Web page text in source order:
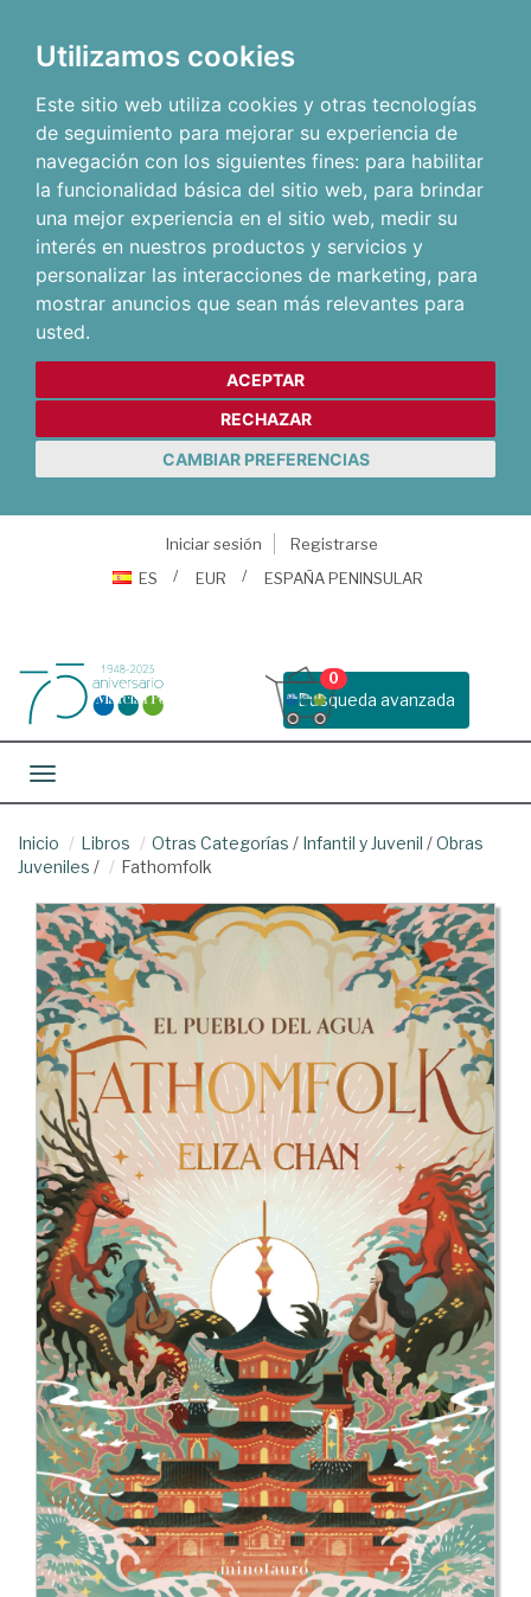
Utilizamos cookies
Este sitio web utiliza cookies y otras tecnologías
de seguimiento para mejorar su experiencia de
navegación con los siguientes fines: para habilitar
la funcionalidad básica del sitio web, para brindar
una mejor experiencia en el sitio web, medir su
interés en nuestros productos y servicios y
personalizar las interacciones de marketing, para
mostrar anuncios que sean más relevantes para
usted.
ACEPTAR
RECHAZAR
CAMBIAR PREFERENCIAS
Iniciar sesión
Registrarse
ES
EUR ESPAÑA PENINSULAR
Busqueda avanzada
0
Toggle navigation
Inicio Libros Otras Categorías / Infantil y Juvenil /Obras
Juveniles / Fathomfolk